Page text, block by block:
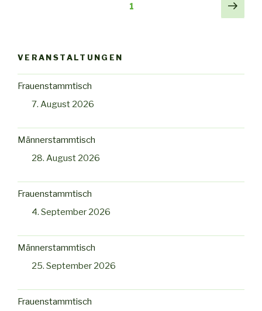
Seitennummerierung1
VERANSTALTUNGEN
Frauenstammtisch
7. August 2026
Männerstammtisch
28. August 2026
Frauenstammtisch
4. September 2026
Männerstammtisch
25. September 2026
Frauenstammtisch